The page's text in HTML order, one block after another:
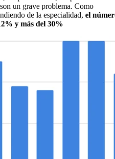
un grave problema. Como
de la especialidad, el
y más del 30%